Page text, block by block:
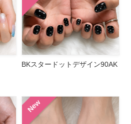
BKスタードットデザイン90AK
New